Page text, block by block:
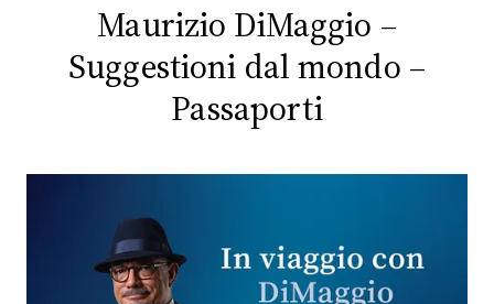
RADIO
PLAYLIST
CONCORSI
Maurizio DiMaggio –
Suggestioni dal mondo –
Passaporti